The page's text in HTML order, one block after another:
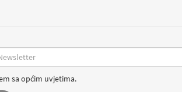
sa općim uvjetima.